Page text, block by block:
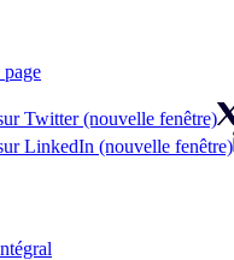
Twitter (nouvelle fenêtre)
LinkedIn (nouvelle fenêtre)